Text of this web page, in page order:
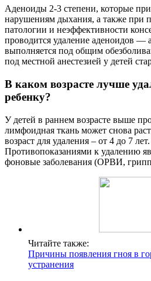
Аденоиды 2-3 степени, которые
нарушениям дыхания, а также при
патологии и неэффективности
проводится удаление аденоидов —
выполняется под общим
под местной анестезией у детей
В каком возрасте лучше
ребенку?
У детей в раннем возрасте выше
лимфоидная ткань может снова
возраст для удаления – от 4 до 7
Противопоказаниями к удалению
фоновые заболевания (ОРВИ,
Читайте также:
Причины появления гноя в
устранения